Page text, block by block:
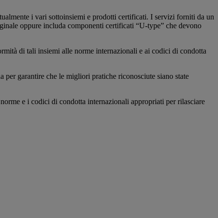
i vari sottoinsiemi e prodotti certificati. I servizi forniti da un
oppure includa componenti certificati “U-type” che devono
di tali insiemi alle norme internazionali e ai codici di condotta
garantire che le migliori pratiche riconosciute siano state
e i codici di condotta internazionali appropriati per rilasciare